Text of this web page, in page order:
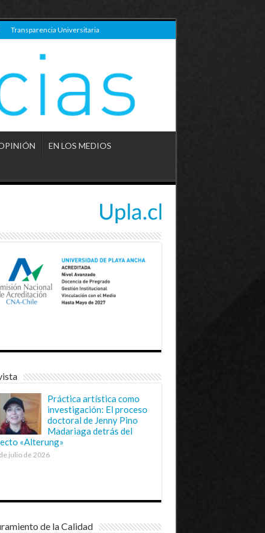
Transparencia Universitaria
EN LOS MEDIOS
Práctica artística como
investigación: El proceso
doctoral de Jenny Pino
Madariaga detrás del
«Alterung»
julio de 2026
de la Calidad